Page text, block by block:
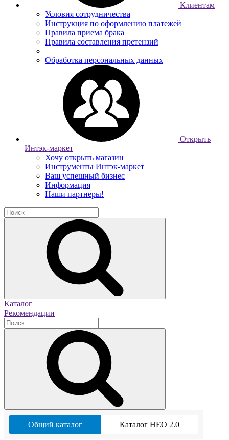
Клиентам
Условия сотрудничества
Инструкция по оформлению платежей
Правила приема брака
Правила составления претензий
Обработка персональных данных
Открыть
Интэк-маркет
Хочу открыть магазин
Инструменты Интэк-маркет
Ваш успешный бизнес
Информация
Наши партнеры!
Каталог
Рекомендации
Общий каталог Каталог НЕО 2.0